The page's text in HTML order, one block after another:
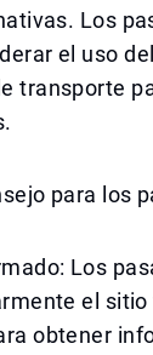
Los
el uso
transporte
para los
Los
el
obtener